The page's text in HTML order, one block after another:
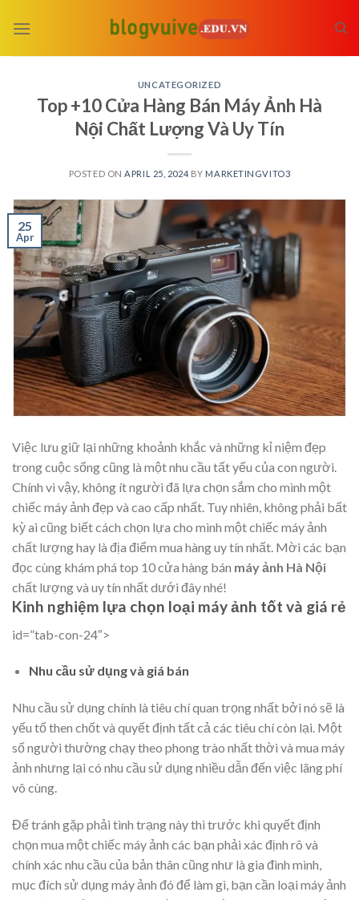
UNCATEGORIZED
Top +10 Cửa Hàng Bán Máy Ảnh Hà
Nội Chất Lượng Và Uy Tín
POSTED ON APRIL 25, 2024 BY MARKETINGVITO3
25
Apr
Việc lưu giữ lại những khoảnh khắc và những kỉ niệm đẹp
trong cuộc sống cũng là một nhu cầu tất yếu của con người.
Chính vì vậy, không ít người đã lựa chọn sắm cho mình một
chiếc máy ảnh đẹp và cao cấp nhất. Tuy nhiên, không phải bất
kỳ ai cũng biết cách chọn lựa cho mình một chiếc máy ảnh
chất lượng hay là địa điểm mua hàng uy tín nhất. Mời các bạn
đọc cùng khám phá top 10 cửa hàng bán máy ảnh Hà Nội
chất lượng và uy tín nhất dưới đây nhé!
Kinh nghiệm lựa chọn loại máy ảnh tốt và giá rẻ
id=”tab-con-24″>
Nhu cầu sử dụng và giá bán
Nhu cầu sử dụng chính là tiêu chí quan trọng nhất bởi nó sẽ là
yếu tố then chốt và quyết định tất cả các tiêu chí còn lại. Một
số người thường chạy theo phong trào nhất thời và mua máy
ảnh nhưng lại có nhu cầu sử dụng nhiều dẫn đến việc lãng phí
vô cùng.
Để tránh gặp phải tình trạng này thì trước khi quyết định
chọn mua một chiếc máy ảnh các bạn phải xác định rõ và
chính xác nhu cầu của bản thân cũng như là gia đình mình,
mục đích sử dụng máy ảnh đó để làm gì, bạn cần loại máy ảnh